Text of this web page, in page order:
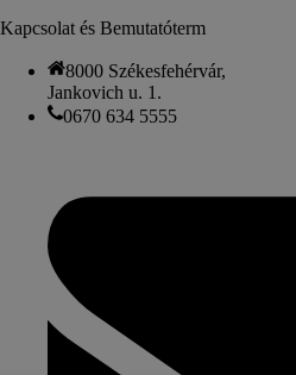
Kapcsolat és Bemutatóterm
8000 Székesfehérvár,
Jankovich u. 1.
0670 634 5555